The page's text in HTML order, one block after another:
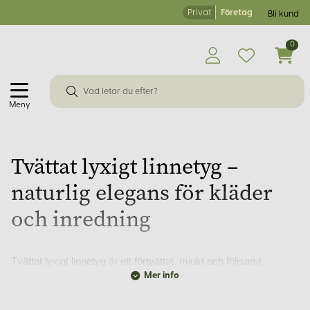
Privat Företag Bli kund
Meny
0
Tvättat lyxigt linnetyg –
naturlig elegans för kläder
och inredning
Tvättat lyxigt linnetyg är ett förtvättat, mjukt och följsamt
naturmaterial som passar utmärkt för både klädsömnad och
Mer info